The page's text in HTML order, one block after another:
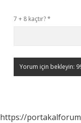
7 + 8 kaçtır?*
https://